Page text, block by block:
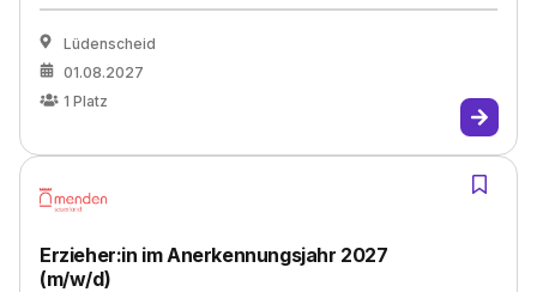
Lüdenscheid
01.08.2027
1 Platz
Erzieher:in im Anerkennungsjahr 2027
(m/w/d)